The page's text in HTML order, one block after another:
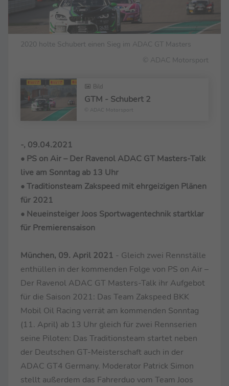
2020 holte Schubert einen Sieg im ADAC GT Masters
© ADAC Motorsport
Bild
GTM - Schubert 2
© ADAC Motorsport
-, 09.04.2021
• PS on Air – Der Ravenol ADAC GT Masters-Talk
live am Sonntag ab 13 Uhr
• Traditionsteam Zakspeed mit ehrgeizigen Plänen
für 2021
• Neueinsteiger Joos Sportwagentechnik startklar
für Premierensaison
München, 09. April 2021 - Gleich zwei Rennställe
enthüllen in der kommenden Folge von PS on Air –
Der Ravenol ADAC GT Masters-Talk ihr Aufgebot
für die Saison 2021: Das Team Zakspeed BKK
Mobil Oil Racing verrät am kommenden Sonntag
(11. April) ab 13 Uhr gleich für zwei Rennserien
seine Piloten: Das Traditionsteam startet neben
der Deutschen GT-Meisterschaft auch in der
ADAC GT4 Germany. Moderator Patrick Simon
stellt außerdem das Fahrerduo vom Team Joos